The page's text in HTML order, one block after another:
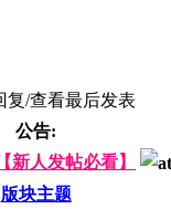
复/查看最后发表
公告:
新人发帖必看】
版块主题